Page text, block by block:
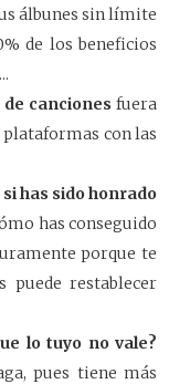
álbunes sin límite
de los beneficios
canciones fuera
plataformas con las
has sido honrado
has conseguido
porque te
puede restablecer
lo tuyo no vale?
pues tiene más